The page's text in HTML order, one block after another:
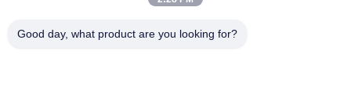
Good day, what product are you looking for?